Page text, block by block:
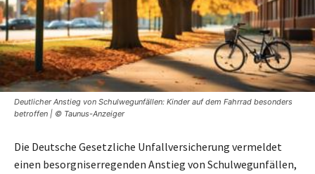
Deutlicher Anstieg von Schulwegunfällen: Kinder auf dem Fahrrad besonders
betroffen | © Taunus-Anzeiger
Die Deutsche Gesetzliche Unfallversicherung vermeldet
einen besorgniserregenden Anstieg von Schulwegunfällen,